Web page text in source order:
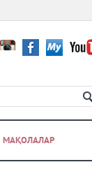
МАҚОЛАЛАР